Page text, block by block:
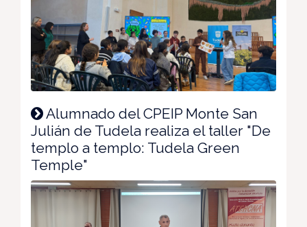
Alumnado del CPEIP Monte San
Julián de Tudela realiza el taller "De
templo a templo: Tudela Green
Temple"